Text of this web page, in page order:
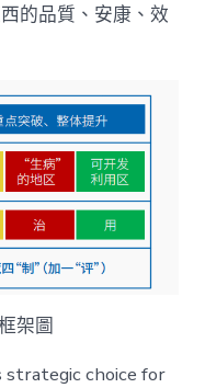
的品質、安康、效
架圖
strategic choice for